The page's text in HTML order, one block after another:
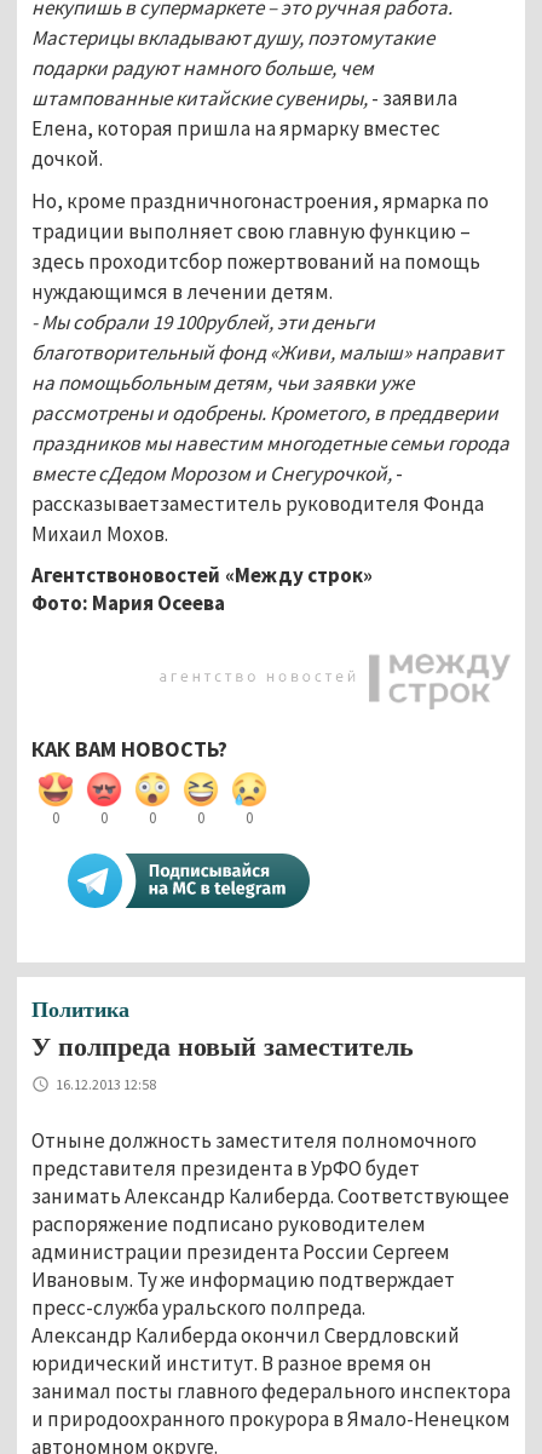
некупишь в супермаркете – это ручная работа.
Мастерицы вкладывают душу, поэтомутакие
подарки радуют намного больше, чем
штампованные китайские сувениры,- заявила
Елена, которая пришла на ярмарку вместес
дочкой.
Но, кроме праздничногонастроения, ярмарка по
традиции выполняет свою главную функцию –
здесь проходитсбор пожертвований на помощь
нуждающимся в лечении детям.
- Мы собрали 19100рублей, эти деньги
благотворительный фонд «Живи, малыш» направит
на помощьбольным детям, чьи заявки уже
рассмотрены и одобрены. Крометого, в преддверии
праздников мы навестим многодетные семьи города
вместе сДедом Морозом и Снегурочкой,-
рассказываетзаместитель руководителя Фонда
Михаил Мохов.
Агентствоновостей «Между строк»
Фото: Мария Осеева
КАК ВАМ НОВОСТЬ?
0 0 0 0 0
Политика
У полпреда новый заместитель
16.12.2013 12:58
Отныне должность заместителя полномочного
представителя президента в УрФО будет
занимать Александр Калиберда. Соответствующее
распоряжение подписано руководителем
администрации президента России Сергеем
Ивановым. Ту же информацию подтверждает
пресс-служба уральского полпреда.
Александр Калиберда окончил Свердловский
юридический институт. В разное время он
занимал посты главного федерального инспектора
и природоохранного прокурора в Ямало-Ненецком
автономном округе.